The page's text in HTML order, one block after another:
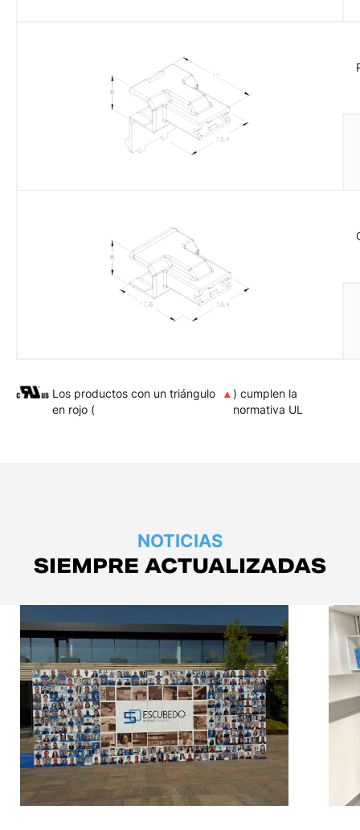
Los productos con un triángulo
en rojo (
▲ ) cumplen la
normativa UL
NOTICIAS
SIEMPRE ACTUALIZADAS